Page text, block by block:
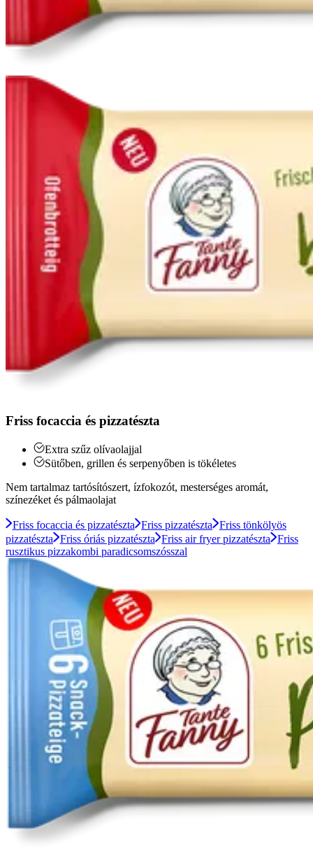
Friss focaccia és pizzatészta
Extra szűz olívaolajjal
Sütőben, grillen és serpenyőben is tökéletes
Nem tartalmaz tartósítószert, ízfokozót, mesterséges aromát,
színezéket és pálmaolajat
Friss focaccia és pizzatészta Friss pizzatészta Friss tönkölyös
pizzatészta
Friss óriás pizzatészta Friss air fryer pizzatészta Friss
rusztikus pizzakombi paradicsomszósszal